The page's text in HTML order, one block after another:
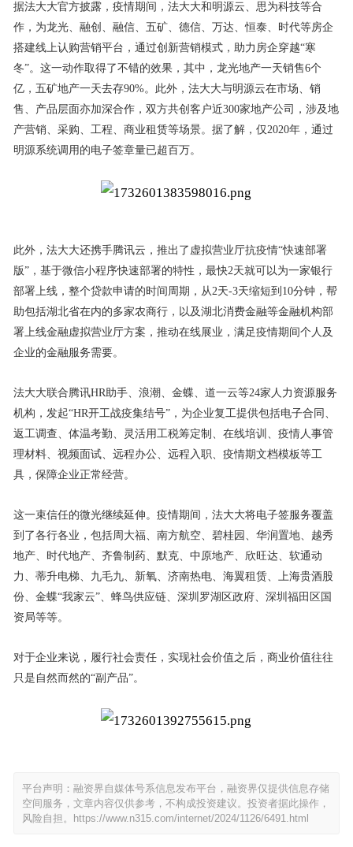
据法大大官方披露，疫情期间，法大大和明源云、思为科技等合
作，为龙光、融创、融信、五矿、德信、万达、恒泰、时代等房企
搭建线上认购营销平台，通过创新营销模式，助力房企穿越“寒
冬”。这一动作取得了不错的效果，其中，龙光地产一天销售6个
亿，五矿地产一天去存90%。此外，法大大与明源云在市场、销
售、产品层面亦加深合作，双方共创客户近300家地产公司，涉及地
产营销、采购、工程、商业租赁等场景。据了解，仅2020年，通过
明源系统调用的电子签章量已超百万。
此外，法大大还携手腾讯云，推出了虚拟营业厅抗疫情“快速部署
版”，基于微信小程序快速部署的特性，最快2天就可以为一家银行
部署上线，整个贷款申请的时间周期，从2天-3天缩短到10分钟，帮
助包括湖北省在内的多家农商行，以及湖北消费金融等金融机构部
署上线金融虚拟营业厅方案，推动在线展业，满足疫情期间个人及
企业的金融服务需要。
法大大联合腾讯HR助手、浪潮、金蝶、道一云等24家人力资源服务
机构，发起“HR开工战疫集结号”，为企业复工提供包括电子合同、
返工调查、体温考勤、灵活用工税筹定制、在线培训、疫情人事管
理材料、视频面试、远程办公、远程入职、疫情期文档模板等工
具，保障企业正常经营。
这一束信任的微光继续延伸。疫情期间，法大大将电子签服务覆盖
到了各行各业，包括周大福、南方航空、碧桂园、华润置地、越秀
地产、时代地产、齐鲁制药、默克、中原地产、欣旺达、软通动
力、蒂升电梯、九毛九、新氧、济南热电、海翼租赁、上海贵酒股
份、金蝶“我家云”、蜂鸟供应链、深圳罗湖区政府、深圳福田区国
资局等等。
对于企业来说，履行社会责任，实现社会价值之后，商业价值往往
只是自然而然的“副产品”。
平台声明：融资界自媒体号系信息发布平台，融资界仅提供信息存储
空间服务，文章内容仅供参考，不构成投资建议。投资者据此操作，
风险自担。
https://www.n315.com/internet/2024/1126/6491.html